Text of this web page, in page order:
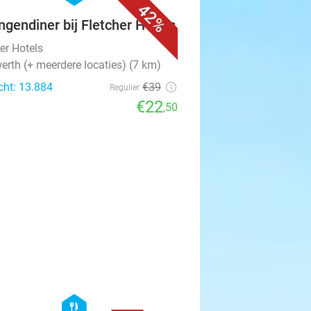
42%
bij Fletcher Hotels
Hotels
(+ meerdere locaties) (7 km)
13.884
Regulier €39
€22,50
food